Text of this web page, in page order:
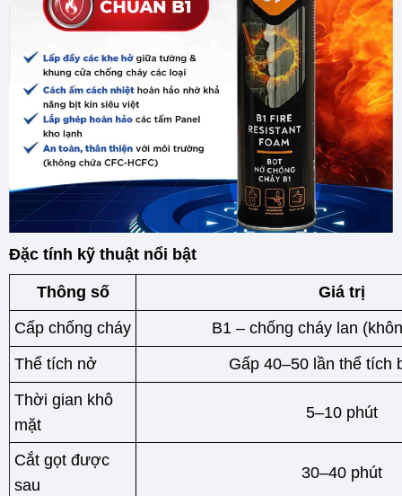
Đặc tính kỹ thuật nổi bật
Thông số
Giá trị
Cấp chống cháy
B1 – chống cháy lan
Thể tích nở
Gấp 40–50 lần thể tích
Thời gian khô
mặt
5–10 phút
Cắt gọt được
sau
30–40 phút